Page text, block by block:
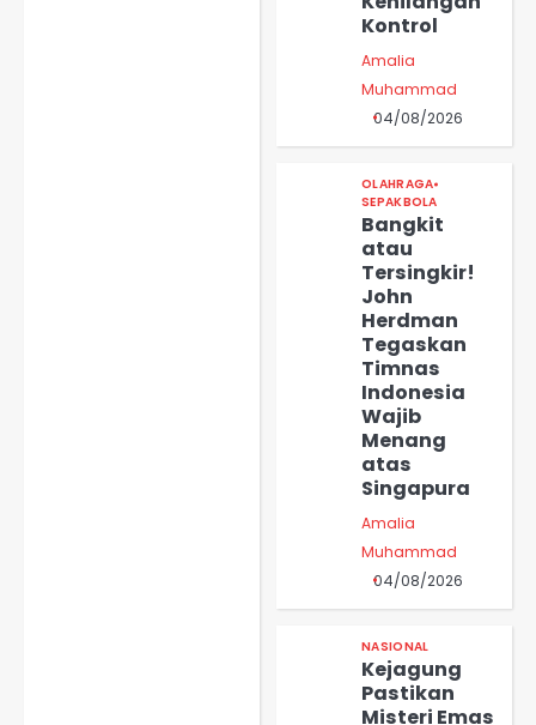
Kontrol
Amalia
Muhammad
04/08/2026
OLAHRAGA
SEPAKBOLA
Bangkit
atau
Tersingkir!
John
Herdman
Tegaskan
Timnas
Indonesia
Wajib
Menang
atas
Singapura
Amalia
Muhammad
04/08/2026
NASIONAL
Kejagung
Pastikan
Misteri Emas